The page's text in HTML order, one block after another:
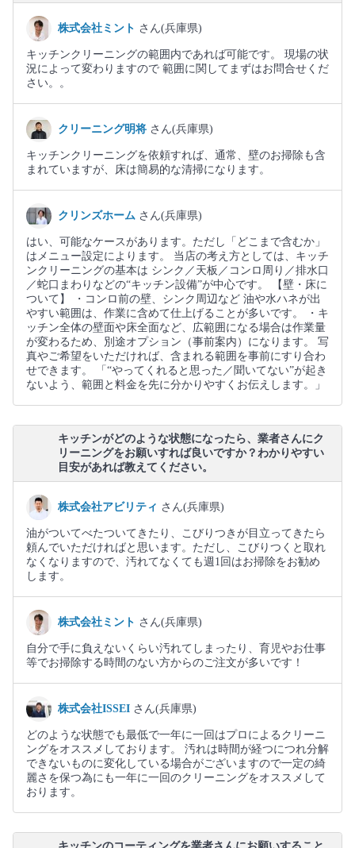
株式会社ミント さん(兵庫県)
キッチンクリーニングの範囲内であれば可能です。 現場の状
況によって変わりますので 範囲に関してまずはお問合せくだ
さい。。
クリーニング明将 さん(兵庫県)
キッチンクリーニングを依頼すれば、通常、壁のお掃除も含
まれていますが、床は簡易的な清掃になります。
クリンズホーム さん(兵庫県)
はい、可能なケースがあります。ただし「どこまで含むか」
はメニュー設定によります。 当店の考え方としては、キッチ
ンクリーニングの基本は シンク／天板／コンロ周り／排水口
／蛇口まわりなどの“キッチン設備”が中心です。 【壁・床に
ついて】 ・コンロ前の壁、シンク周辺など 油や水ハネが出
やすい範囲は、作業に含めて仕上げることが多いです。 ・キ
ッチン全体の壁面や床全面など、広範囲になる場合は作業量
が変わるため、別途オプション（事前案内）になります。 写
真やご希望をいただければ、含まれる範囲を事前にすり合わ
せできます。 「“やってくれると思った／聞いてない”が起き
ないよう、範囲と料金を先に分かりやすくお伝えします。」
キッチンがどのような状態になったら、業者さんにク
リーニングをお願いすれば良いですか？わかりやすい
目安があれば教えてください。
株式会社アビリティ さん(兵庫県)
油がついてべたついてきたり、こびりつきが目立ってきたら
頼んでいただければと思います。ただし、こびりつくと取れ
なくなりますので、汚れてなくても週1回はお掃除をお勧め
します。
株式会社ミント さん(兵庫県)
自分で手に負えないくらい汚れてしまったり、育児やお仕事
等でお掃除する時間のない方からのご注文が多いです！
株式会社ISSEI さん(兵庫県)
どのような状態でも最低で一年に一回はプロによるクリーニ
ングをオススメしております。 汚れは時間が経つにつれ分解
できないものに変化している場合がございますので一定の綺
麗さを保つ為にも一年に一回のクリーニングをオススメして
おります。